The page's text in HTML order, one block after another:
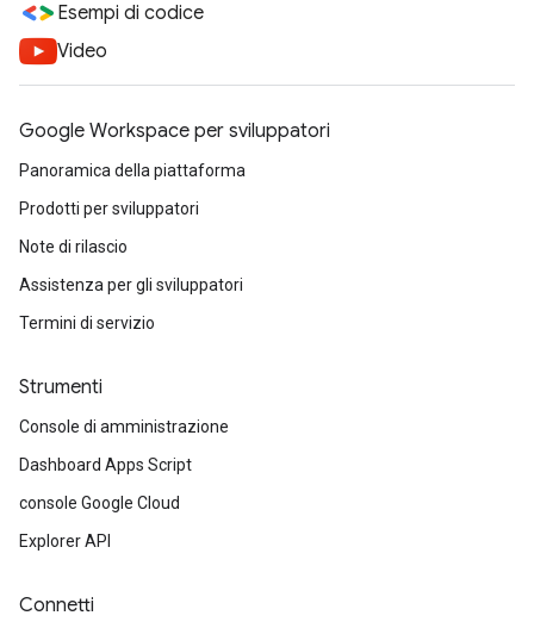
Esempi di codice
Video
Google Workspace per sviluppatori
Panoramica della piattaforma
Prodotti per sviluppatori
Note di rilascio
Assistenza per gli sviluppatori
Termini di servizio
Strumenti
Console di amministrazione
Dashboard Apps Script
console Google Cloud
Explorer API
Connetti